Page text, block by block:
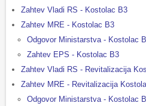
Zahtev Vladi RS - Kostolac B3
Zahtev MRE - Kostolac B3
Odgovor Ministarstva - Kostolac
Zahtev EPS - Kostolac B3
Zahtev Vladi RS - Revitalizacija
Zahtev MRE - Revitalizacija
Odgovor Ministarstva - Kostolac